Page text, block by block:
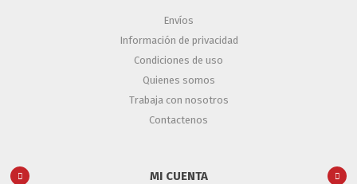
Envíos
Información de privacidad
Condiciones de uso
Quienes somos
Trabaja con nosotros
Contactenos
MI CUENTA